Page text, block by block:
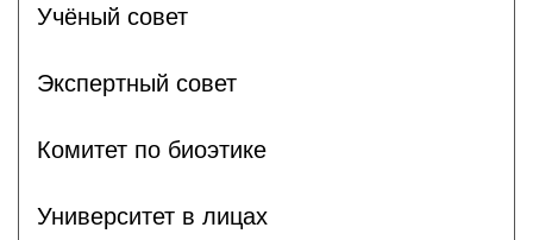
Учёный совет
Экспертный совет
Комитет по биоэтике
Университет в лицах